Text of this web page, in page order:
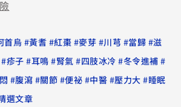
首烏 #黃耆 #紅棗 #麥芽 #川芎 #當歸 #滋
#疹子 #耳鳴 #腎氣 #四肢冰冷 #冬令進補 #
#腹瀉 #關節 #便祕 #中醫 #壓力大 #睡眠
選文章